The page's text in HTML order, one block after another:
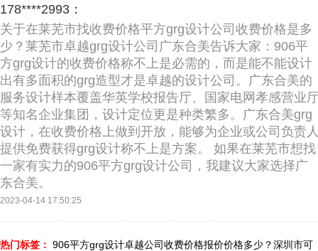
178****2993：
关于在莱芜市找收费价格平方grg设计公司收费价格是多
少？莱芜市卓越grg设计公司广东合美告诉大家：906平
方grg设计的收费价格称不上是必需的，而是能不能设计
出有多面积的grg造型才是卓越的设计公司。广东合美的
服务设计样本覆盖华英学校报告厅、国家电网孝感营业
等知名企业集团，设计定位更是种类繁多。广东合美grg
设计，在收费价格上做到开放，能够为企业或公司负责
提供免费获得grg设计称不上是方案。 如果在莱芜市想找
一家有实力的906平方grg设计公司，我建议大家选择广
东合美。
2023-04-14 17:50:25
热门标签： 906平方grg设计卓越公司收费价格报价价格多少？深圳市可